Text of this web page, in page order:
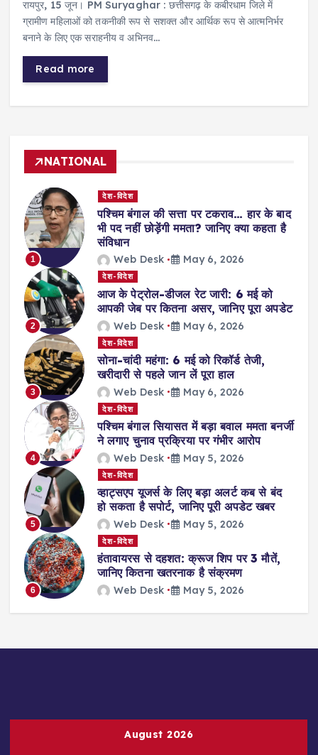
रायपुर, 15 जून। PM Suryaghar : छत्तीसगढ़ के कबीरधाम जिले में
ग्रामीण महिलाओं को तकनीकी रूप से सशक्त और आर्थिक रूप से आत्मनिर्भर
बनाने के लिए एक सराहनीय व अभिनव…
Read more
NATIONAL
1
देश-विदेश
पश्चिम बंगाल की सत्ता पर टकराव… हार के बाद
भी पद नहीं छोड़ेंगी ममता? जानिए क्या कहता है
संविधान
Web Desk May 6, 2026
2
देश-विदेश
आज के पेट्रोल-डीजल रेट जारी: 6 मई को
आपकी जेब पर कितना असर, जानिए पूरा अपडेट
Web Desk May 6, 2026
3
देश-विदेश
सोना-चांदी महंगा: 6 मई को रिकॉर्ड तेजी,
खरीदारी से पहले जान लें पूरा हाल
Web Desk May 6, 2026
4
देश-विदेश
पश्चिम बंगाल सियासत में बड़ा बवाल ममता बनर्जी
ने लगाए चुनाव प्रक्रिया पर गंभीर आरोप
Web Desk May 5, 2026
5
देश-विदेश
व्हाट्सएप यूजर्स के लिए बड़ा अलर्ट कब से बंद
हो सकता है सपोर्ट, जानिए पूरी अपडेट खबर
Web Desk May 5, 2026
6
देश-विदेश
हंतावायरस से दहशत: क्रूज शिप पर 3 मौतें,
जानिए कितना खतरनाक है संक्रमण
Web Desk May 5, 2026
August 2026